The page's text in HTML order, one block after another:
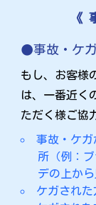
《
事故・ケ
もし、お客様
は、一番近く
ただく様ご協
事故・ケ
所（例：
デの上から
ケガされ